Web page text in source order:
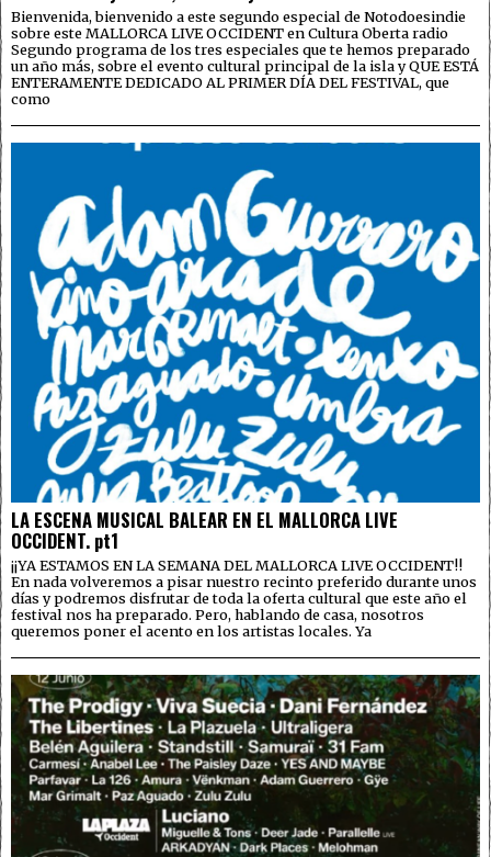
Bienvenida, bienvenido a este segundo especial de Notodoesindie
sobre este MALLORCA LIVE OCCIDENT en Cultura Oberta radio
Segundo programa de los tres especiales que te hemos preparado
un año más, sobre el evento cultural principal de la isla y QUE ESTÁ
ENTERAMENTE DEDICADO AL PRIMER DÍA DEL FESTIVAL, que
como
LA ESCENA MUSICAL BALEAR EN EL MALLORCA LIVE
OCCIDENT. pt1
¡¡YA ESTAMOS EN LA SEMANA DEL MALLORCA LIVE OCCIDENT!!
En nada volveremos a pisar nuestro recinto preferido durante unos
días y podremos disfrutar de toda la oferta cultural que este año el
festival nos ha preparado. Pero, hablando de casa, nosotros
queremos poner el acento en los artistas locales. Ya